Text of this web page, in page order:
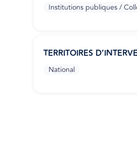
Institutions publiques /
TERRITOIRES
National